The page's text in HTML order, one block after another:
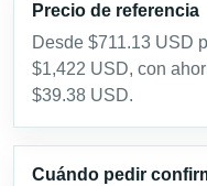
Precio de referencia
Desde $711.13 USD
$1,422 USD, con
$39.38 USD.
Cuándo pedir